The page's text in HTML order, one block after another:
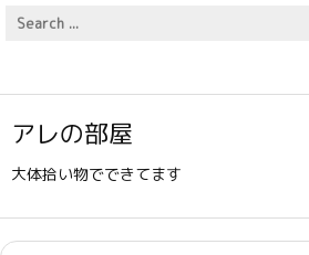
アレの部屋
大体拾い物でできてます